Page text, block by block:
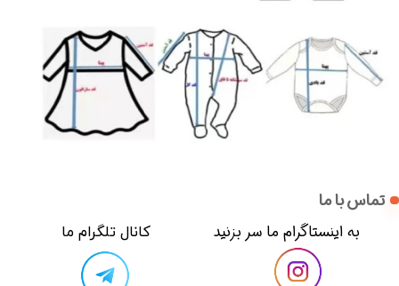
تماس با ما
​​به اینستاگرام ما سر بزنید​​​​​​​ ​کانال تلگرام ما